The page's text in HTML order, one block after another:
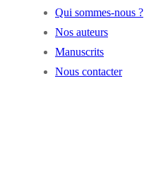
Qui sommes-nous ?
Nos auteurs
Manuscrits
Nous contacter